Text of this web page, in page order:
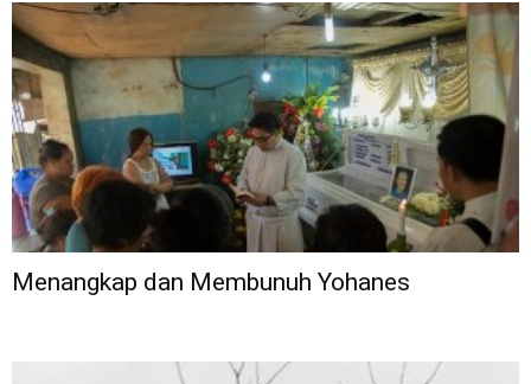
Menangkap dan Membunuh Yohanes